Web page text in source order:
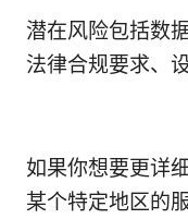
潜在风险包括数
法律合规要求、
如果你想要更详
某个特定地区的